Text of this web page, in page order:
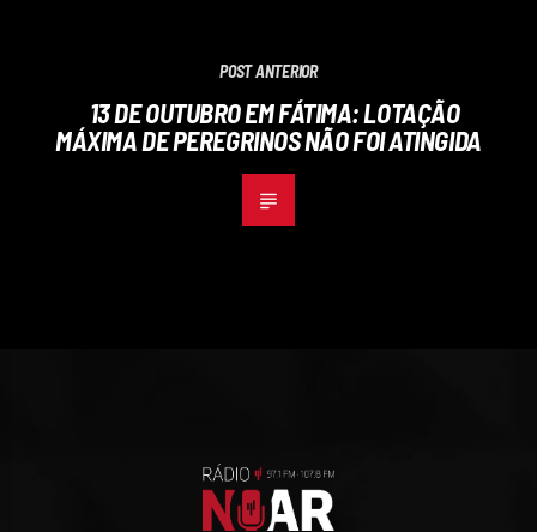
POST ANTERIOR
13 DE OUTUBRO EM FÁTIMA: LOTAÇÃO
MÁXIMA DE PEREGRINOS NÃO FOI ATINGIDA